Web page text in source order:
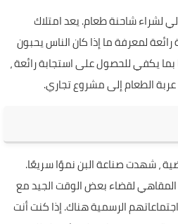
لشراء شاحنة طعام. يعد امتلاك
لمعرفة ما إذا كان الناس يحبون
يكفي للحصول على استجابة رائعة ،
الطعام إلى مشروع تجاري.
، شهدت صناعة البن نموًا سريعًا.
لقضاء بعض الوقت الجيد مع
الرسمية هناك. إذا كنت أنت